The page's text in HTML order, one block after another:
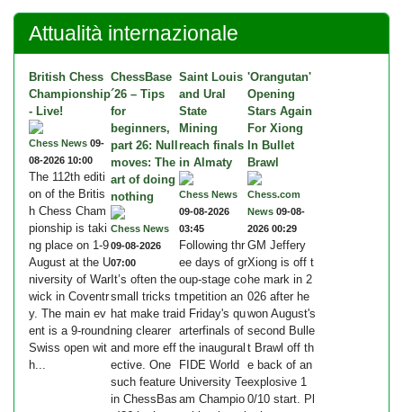
Attualità internazionale
British Chess
Championship
- Live!
Chess News 09-
08-2026 10:00
The 112th editi
on of the Britis
h Chess Cham
pionship is taki
ng place on 1-9
August at the U
niversity of War
wick in Coventr
y. The main ev
ent is a 9-round
Swiss open wit
h...
ChessBase
´26 – Tips
for
beginners,
part 26: Null
moves: The
art of doing
nothing
Chess News
09-08-2026
07:00
It’s often the
small tricks t
hat make trai
ning clearer
and more eff
ective. One
such feature
in ChessBas
Saint Louis
and Ural
State
Mining
reach finals
in Almaty
Chess News
09-08-2026
03:45
Following thr
ee days of gr
oup-stage co
mpetition an
d Friday's qu
arterfinals of
the inaugural
FIDE World
University Te
am Champio
'Orangutan'
Opening
Stars Again
For Xiong
In Bullet
Brawl
Chess.com
News 09-08-
2026 00:29
GM Jeffery
Xiong is off t
he mark in 2
026 after he
won August's
second Bulle
t Brawl off th
e back of an
explosive 1
0/10 start. Pl